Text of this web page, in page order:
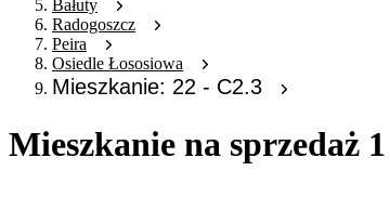
Bałuty
Radogoszcz
Peira
Osiedle Łososiowa
Mieszkanie: 22 - C2.3
Mieszkanie na sprzedaż